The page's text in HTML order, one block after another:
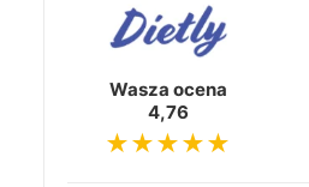
Wasza ocena
4,76
★★★★★